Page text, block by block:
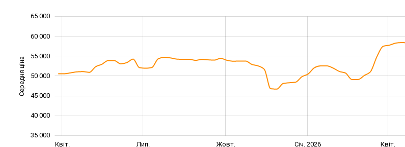
Середня ціна 35 000
35 000
40 000
45 000
50 000
55 000
60 000
65 000
L
Січ. 2025
Квіт. Лип. Жовт. Січ. 2026 Квіт.
Жовт.